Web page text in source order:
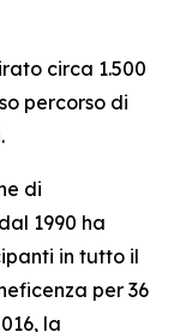
circa 1.500
percorso di
di
1990 ha
in tutto il
per 36
la